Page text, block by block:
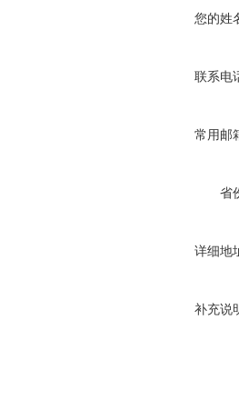
您的姓
联系电
常用邮
省
详细地
补充说